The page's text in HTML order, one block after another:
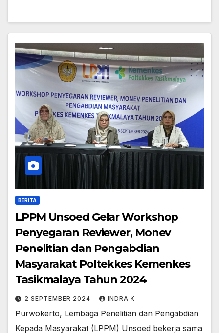
BERITA
LPPM Unsoed Gelar Workshop
Penyegaran Reviewer, Monev
Penelitian dan Pengabdian
Masyarakat Poltekkes Kemenkes
Tasikmalaya Tahun 2024
2 SEPTEMBER 2024 INDRA K
Purwokerto, Lembaga Penelitian dan Pengabdian
Kepada Masyarakat (LPPM) Unsoed bekerja sama